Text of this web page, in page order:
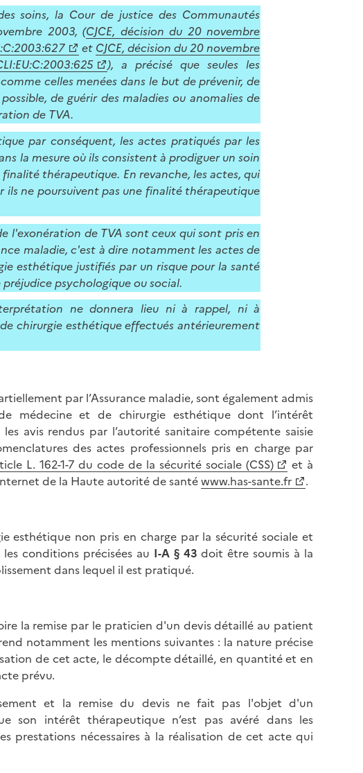
soins, la Cour de justice des Communautés
2003, (CJCE, décision du 20 novembre
et CJCE, décision du 20 novembre
), a précisé que seules les
celles menées dans le but de prévenir, de
de guérir des maladies ou anomalies de
de TVA.
par conséquent, les actes pratiqués par les
la mesure où ils consistent à prodiguer un soin
thérapeutique. En revanche, les actes, qui
ils ne poursuivent pas une finalité thérapeutique
l'exonération de TVA sont ceux qui sont pris en
maladie, c'est à dire notamment les actes de
esthétique justifiés par un risque pour la santé
psychologique ou social.
ne donnera lieu ni à rappel, ni à
chirurgie esthétique effectués antérieurement
par l’Assurance maladie, sont également admis
médecine et de chirurgie esthétique dont l’intérêt
avis rendus par l’autorité sanitaire compétente saisie
des actes professionnels pris en charge par
L. 162-1-7 du code de la sécurité sociale (CSS)
et à
de la Haute autorité de santéwww.has-sante.fr
.
esthétique non pris en charge par la sécurité sociale et
conditions précisées au I-A § 43 doit être soumis à la
dans lequel il est pratiqué.
la remise par le praticien d'un devis détaillé au patient
notamment les mentions suivantes : la nature précise
de cet acte, le décompte détaillé, en quantité et en
prévu.
et la remise du devis ne fait pas l'objet d'un
son intérêt thérapeutique n’est pas avéré dans les
prestations nécessaires à la réalisation de cet acte qui